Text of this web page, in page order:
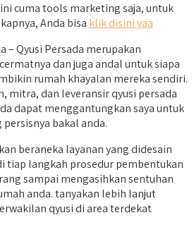
cuma tools marketing saja, untuk
Anda bisa klik disini yaa
– Qyusi Persada merupakan
dan juga andal untuk siapa
rumah khayalan mereka sendiri.
mitra, dan leveransir qyusi persada
dapat menggantungkan saya untuk
bakal anda.
beraneka layanan yang didesain
tiap langkah prosedur pembentukan
sampai mengasihkan sentuhan
anda. tanyakan lebih lanjut
qyusi di area terdekat